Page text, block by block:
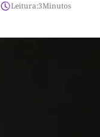
Leitura:3Minutos